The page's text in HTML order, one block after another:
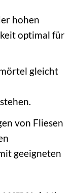
hohen
optimal für
gleicht
von Fliesen
geeigneten